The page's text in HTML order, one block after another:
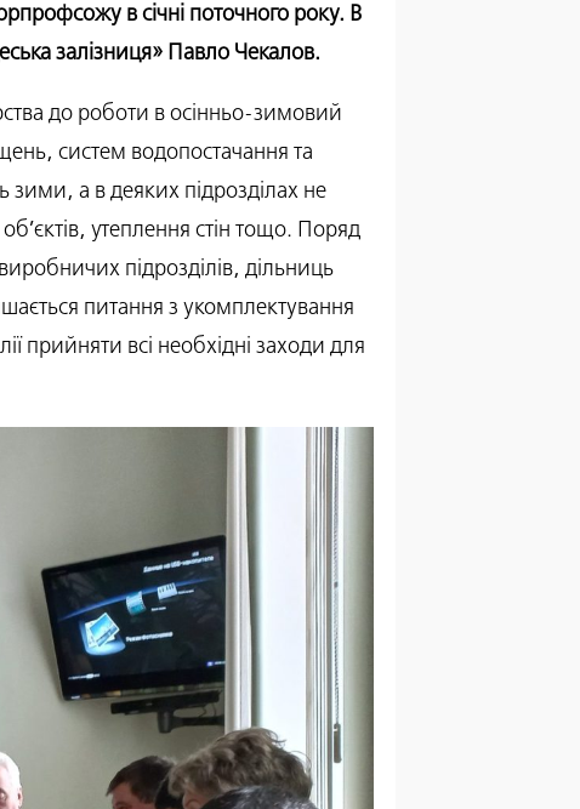
в січні поточного року. В
залізниця» Павло Чекалов.
до роботи в осінньо-зимовий
систем водопостачання та
зими, а в деяких підрозділах не
утеплення стін тощо. Поряд
підрозділів, дільниць
питання з укомплектування
прийняти всі необхідні заходи для